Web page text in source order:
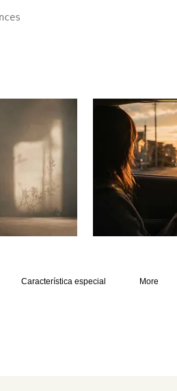
Característica especial More